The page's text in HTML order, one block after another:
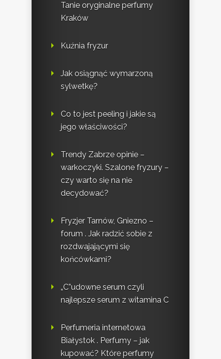
Tanie oryginalne perfumy
Kraków
Kuźnia fryzur
Jak osiągnąć wymarzoną
sylwetkę?
Co to jest peeling i jakie są
jego właściwości?
Trendy Zabrze opinie –
warkoczyki. Szalone fryzury –
czy warto się na nie
decydować?
Fryzjer Tarnów, Gniezno –
forum . Jak radzić sobie z
rozdwajającymi się
końcówkami?
„C”udowne serum czyli
najlepsze serum z witamina C
Perfumeria internetowa
Białystok . Perfumy – jak
kupować? Które perfumy